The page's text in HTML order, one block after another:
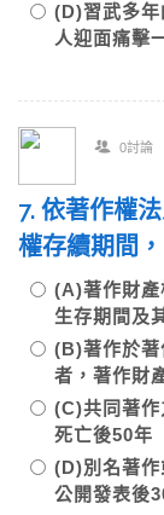
(D)習武多年
人迎面痛擊
0討論
7. 依著作權
權存續期間
(A)著作財產
生存期間及
(B)著作於著
者，著作財
(C)共同著作
死亡後50年
(D)別名著作
公開發表後